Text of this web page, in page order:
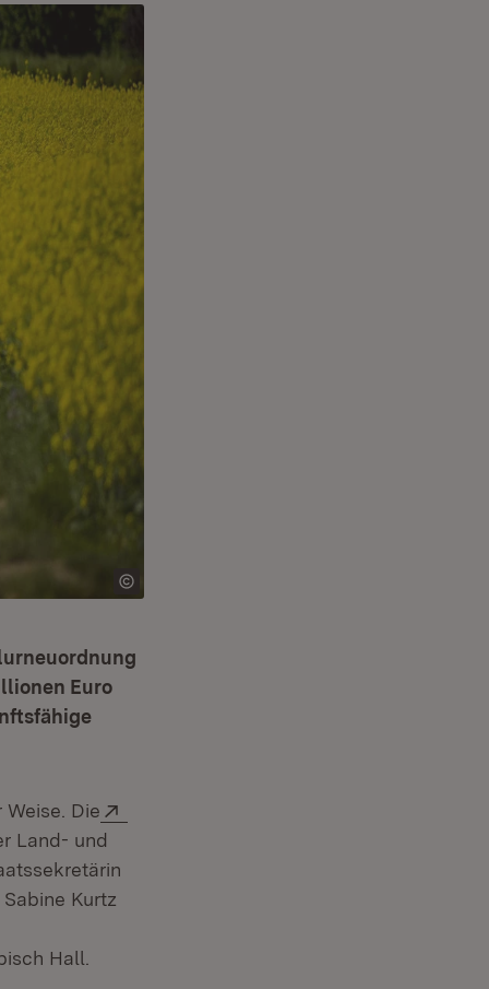
Euro
Die
Land- und
Kurtz
Hall.